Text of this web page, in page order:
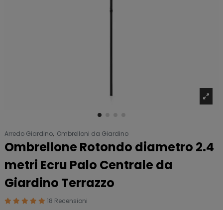
Arredo Giardino, Ombrelloni da Giardino
Ombrellone Rotondo diametro 2.4
metri Ecru Palo Centrale da
Giardino Terrazzo
18 Recensioni